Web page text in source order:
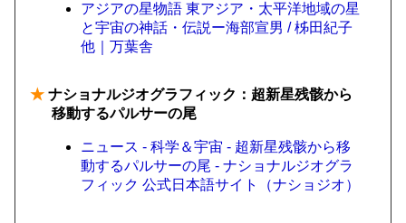
アジアの星物語 東アジア・太平洋地域の星
と宇宙の神話・伝説ー海部宣男 / 柹田紀子
他｜万葉舎
★ ナショナルジオグラフィック：超新星残骸から
移動するパルサーの尾
ニュース - 科学＆宇宙 - 超新星残骸から移
動するパルサーの尾 - ナショナルジオグラ
フィック 公式日本語サイト（ナショジオ）